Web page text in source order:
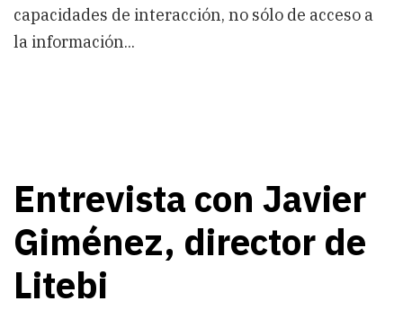
capacidades de interacción, no sólo de acceso a
la información...
Entrevista con Javier
Giménez, director de
Litebi